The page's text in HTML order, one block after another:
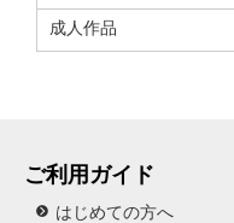
成人作品
ご利用ガイド
はじめての方へ